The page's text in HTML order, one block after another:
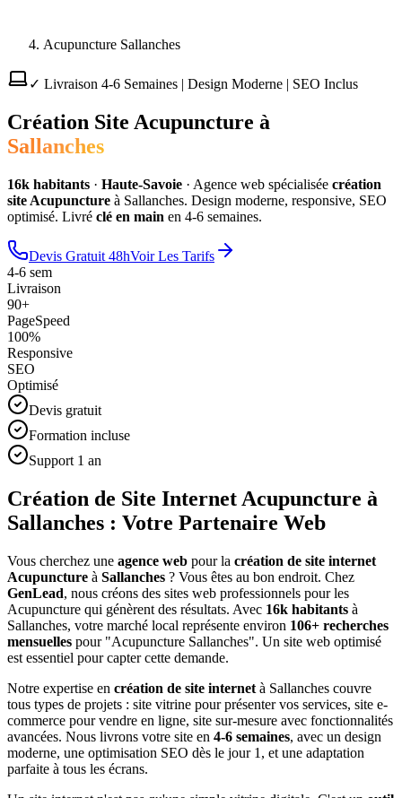
Acupuncture Sallanches
✓ Livraison 4-6 Semaines | Design Moderne | SEO Inclus
Création Site Acupuncture à
Sallanches
16k habitants · Haute-Savoie · Agence web spécialisée création
site Acupuncture à Sallanches. Design moderne, responsive, SEO
optimisé. Livré clé en main en 4-6 semaines.
Devis Gratuit 48hVoir Les Tarifs
4-6 sem
Livraison
90+
PageSpeed
100%
Responsive
SEO
Optimisé
Devis gratuit
Formation incluse
Support 1 an
Création de Site Internet Acupuncture à
Sallanches : Votre Partenaire Web
Vous cherchez une agence web pour la création de site internet
Acupuncture à Sallanches ? Vous êtes au bon endroit. Chez
GenLead, nous créons des sites web professionnels pour les
Acupuncture qui génèrent des résultats. Avec 16k habitants à
Sallanches, votre marché local représente environ 106+ recherches
mensuelles pour "Acupuncture Sallanches". Un site web optimisé
est essentiel pour capter cette demande.
Notre expertise en création de site internet à Sallanches couvre
tous types de projets : site vitrine pour présenter vos services, site e-
commerce pour vendre en ligne, site sur-mesure avec fonctionnalités
avancées. Nous livrons votre site en 4-6 semaines, avec un design
moderne, une optimisation SEO dès le jour 1, et une adaptation
parfaite à tous les écrans.